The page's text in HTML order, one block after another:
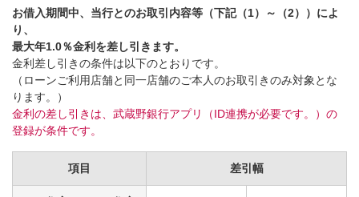
お借入期間中、当行とのお取引内容等（下記（1）～（2））によ
り、
最大年1.0％金利を差し引きます。
金利差し引きの条件は以下のとおりです。
（ローンご利用店舗と同一店舗のご本人のお取引きのみ対象とな
ります。）
金利の差し引きは、武蔵野銀行アプリ（ID連携が必要です。）の
登録が条件です。
項目 差引幅